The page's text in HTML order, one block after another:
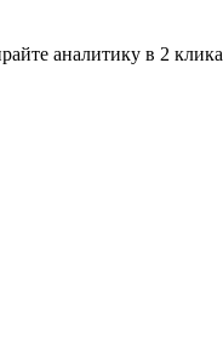
аналитику в 2 клика